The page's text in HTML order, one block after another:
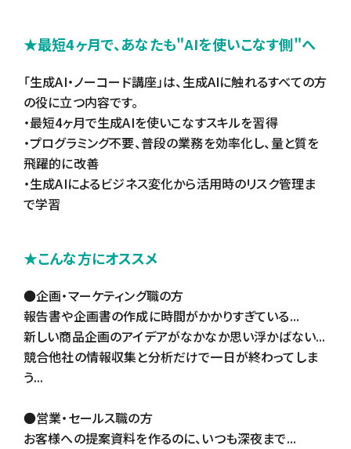
★最短4ヶ月で、あなたも"AIを使いこなす側"へ
「生成AI・ノーコード講座」は、生成AIに触れるすべての方
の役に立つ内容です。
・最短4ヶ月で生成AIを使いこなすスキルを習得
・プログラミング不要、普段の業務を効率化し、量と質を
飛躍的に改善
・生成AIによるビジネス変化から活用時のリスク管理ま
で学習
★こんな方にオススメ
●企画・マーケティング職の方
報告書や企画書の作成に時間がかかりすぎている...
新しい商品企画のアイデアがなかなか思い浮かばない...
競合他社の情報収集と分析だけで一日が終わってしま
う...
●営業・セールス職の方
お客様への提案資料を作るのに、いつも深夜まで...